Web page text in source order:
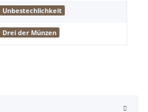
Unbestechlichkeit
Drei der Münzen